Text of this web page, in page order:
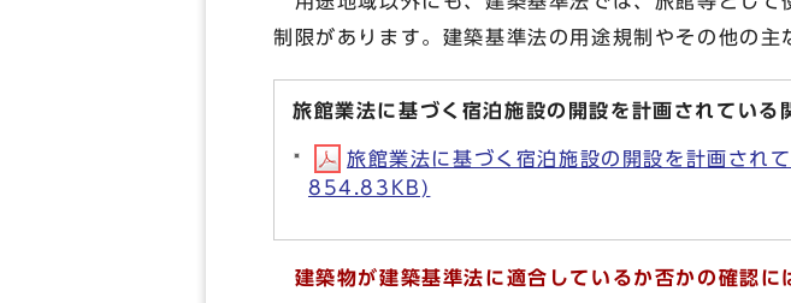
制限があります。建築基準法の用途規制やその他の
旅館業法に基づく宿泊施設の開設を計画されている
旅館業法に基づく宿泊施設の開設を計画され
854.83KB)
建築物が建築基準法に適合しているか否かの確認に